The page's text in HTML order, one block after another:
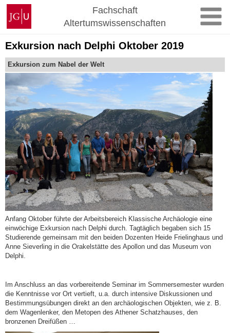
Zum
Inhalt
springen
Johannes
Gutenberg-
Universität
Mainz
Fachschaft
Altertumswissenschaften
Exkursion nach Delphi Oktober 2019
Exkursion zum Nabel der Welt
Anfang Oktober führte der Arbeitsbereich Klassische Archäologie eine
einwöchige Exkursion nach Delphi durch. Tagtäglich begaben sich 15
Studierende gemeinsam mit den beiden Dozenten Heide Frielinghaus und
Anne Sieverling in die Orakelstätte des Apollon und das Museum von
Delphi.
Im Anschluss an das vorbereitende Seminar im Sommersemester wurden
die Kenntnisse vor Ort vertieft, u.a. durch intensive Diskussionen und
Bestimmungsübungen direkt an den archäologischen Objekten, wie z. B.
dem Wagenlenker, den Metopen des Athener Schatzhauses, den
bronzenen Dreifüßen …